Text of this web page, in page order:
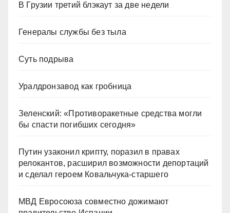
В Грузии третий блэкаут за две недели
Генералы службы без тыла
Суть подрыва
Уралдронзавод как гробница
Зеленский: «Противоракетные средства могли
бы спасти погибших сегодня»
Путин узаконил крипту, поразил в правах
релокантов, расширил возможности депортаций
и сделал героем Ковальчука-старшего
МВД Евросоюза совместно дожимают